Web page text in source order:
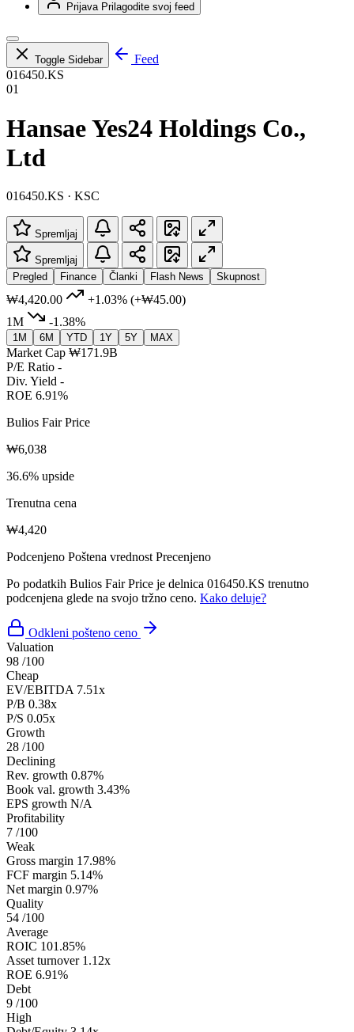
Prijava Prilagodite svoj feed
Toggle Sidebar
Feed
016450.KS
01
Hansae Yes24 Holdings Co.,
Ltd
016450.KS · KSC
Spremljaj
Spremljaj
Pregled
Finance Članki Flash News Skupnost
₩4,420.00 +1.03% (+₩45.00)
1M
-1.38%
1M 6M YTD 1Y 5Y MAX
Market Cap ₩171.9B
P/E Ratio -
Div. Yield -
ROE 6.91%
Bulios Fair Price
₩6,038
36.6% upside
Trenutna cena
₩4,420
Podcenjeno Poštena vrednost Precenjeno
Po podatkih Bulios Fair Price je delnica 016450.KS trenutno
podcenjena glede na svojo tržno ceno. Kako deluje?
Odkleni pošteno ceno
Valuation
98 /100
Cheap
EV/EBITDA 7.51x
P/B 0.38x
P/S 0.05x
Growth
28 /100
Declining
Rev. growth 0.87%
Book val. growth 3.43%
EPS growth N/A
Profitability
7 /100
Weak
Gross margin 17.98%
FCF margin 5.14%
Net margin 0.97%
Quality
54 /100
Average
ROIC 101.85%
Asset turnover 1.12x
ROE 6.91%
Debt
9 /100
High